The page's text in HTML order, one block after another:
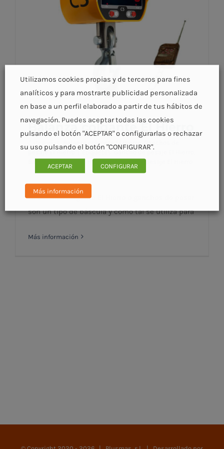
Balanza colgante El Hierro
Balanza colgante El Hierro
Balanza colgante El Hierro
pesaje El Hierro | Etiquetas: Gancho de pesaje El Hierro
Balanza colgante El Hierro,Ganchos de pesaje El Hierro
La balanza colgante El Hierro o ganchos de pesar
son un tipo de báscula y como tal se utiliza para
Más información
Utilizamos cookies propias y de terceros para fines
analíticos y para mostrarte publicidad personalizada
en base a un perfil elaborado a partir de tus hábitos de
navegación. Puedes aceptar todas las cookies
pulsando el botón "ACEPTAR" o configurarlas o rechazar
su uso pulsando el botón "CONFIGURAR".
ACEPTAR CONFIGURAR
Más información